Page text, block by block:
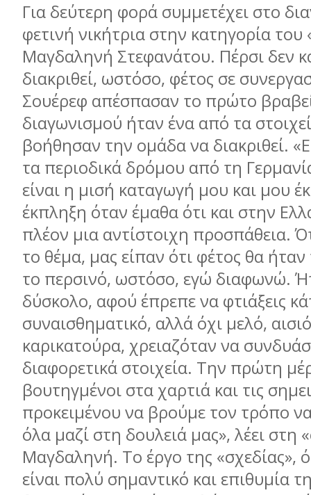
Για δεύτερη φορά συμμετέχει στο
φετινή νικήτρια στην κατηγορία του
Μαγδαληνή Στεφανάτου. Πέρσι δεν
διακριθεί, ωστόσο, φέτος σε
Σουέρεφ απέσπασαν το πρώτο
διαγωνισμού ήταν ένα από τα
βοήθησαν την ομάδα να διακριθεί.
τα περιοδικά δρόμου από τη
είναι η μισή καταγωγή μου και μου
έκπληξη όταν έμαθα ότι και στην
πλέον μια αντίστοιχη προσπάθεια.
το θέμα, μας είπαν ότι φέτος θα
το περσινό, ωστόσο, εγώ διαφωνώ.
δύσκολο, αφού έπρεπε να φτιάξεις
συναισθηματικό, αλλά όχι μελό,
καρικατούρα, χρειαζόταν να
διαφορετικά στοιχεία. Την πρώτη
βουτηγμένοι στα χαρτιά και τις
προκειμένου να βρούμε τον τρόπο
όλα μαζί στη δουλειά μας», λέει στη
Μαγδαληνή. Το έργο της «σχεδίας»,
είναι πολύ σημαντικό και επιθυμία